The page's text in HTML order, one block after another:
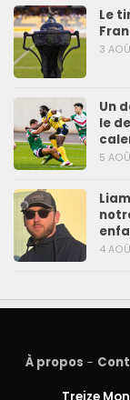
Le
3
Un
le
5
4
À propos -